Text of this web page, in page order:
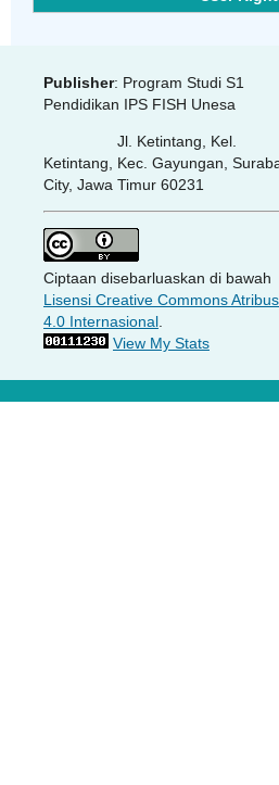
Publisher: Program Studi S1
Pendidikan IPS FISH Unesa
Jl. Ketintang, Kel.
Ketintang, Kec. Gayungan,
City, Jawa Timur 60231
Ciptaan disebarluaskan di bawah
Lisensi Creative Commons
4.0 Internasional.
View My Stats